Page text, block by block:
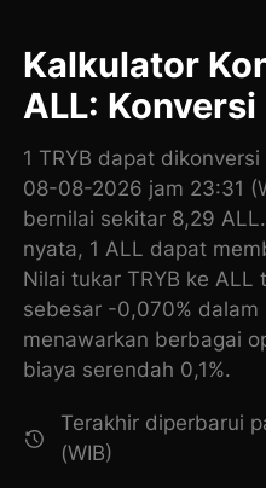
Kalkulator
ALL: Konversi
1 TRYB dapat
08-08-2026 jam 23:31
bernilai sekitar 8,29
nyata, 1 ALL dapat
Nilai tukar TRYB ke ALL
sebesar -0,070% dalam
menawarkan berbagai
biaya serendah 0,1%.
Terakhir diperbarui
(WIB)